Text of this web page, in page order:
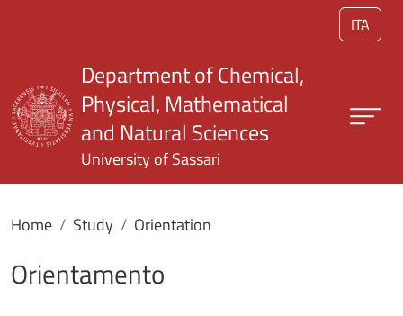
ITA
Department of Chemical,
Physical, Mathematical
and Natural Sciences
University of Sassari
Home Study Orientation
Orientamento